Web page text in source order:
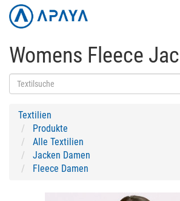
Womens Fleece
Textilien
Produkte
Alle Textilien
Jacken Damen
Fleece Damen